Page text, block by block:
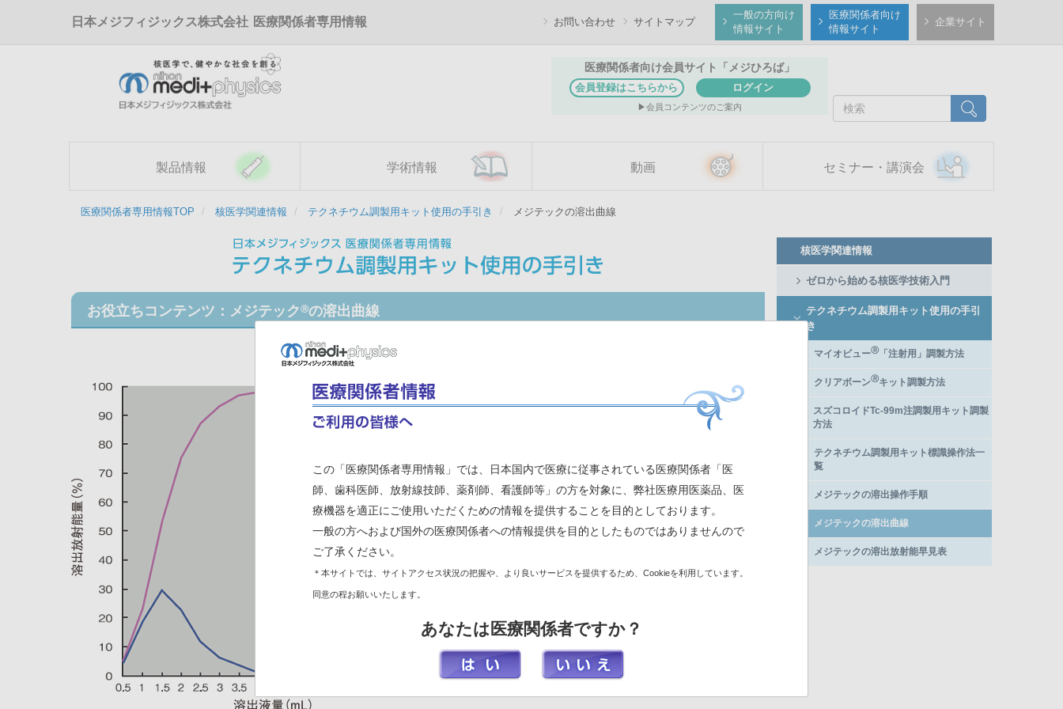
日本メジフィジックス株式会社 医療関係者専用情報 お問い合わせ サイトマップ
一般の方向け
情報サイト
医療関係者向け
情報サイト
企業サイト
医療関係者向け会員サイト 「メジひろば」
会員登録はこちらから ログイン
会員コンテンツのご案内
索
検索
製品情報 学術情報 動画 セミナー・講演会
医療関係者専用情報TOP 核医学関連情報 テクネチウム調製用キット使用の手引き メジテックの溶出曲線
お役立ちコンテンツ：メジテックⓇの溶出曲線
Member
Side
Menu
核医学関連情報
ゼロから始める核医学技術入門
テクネチウム調製用キット使用の手引
き
マイオビューⓇ 「注射用」調製方法
クリアボーンⓇキット調製方法
スズコロイドTc-99m注調製用キット調製
方法
テクネチウム調製用キット標識操作法一
覧
メジテックの溶出操作手順
メジテックの溶出曲線
メジテックの溶出放射能早見表
この「医療関係者専用情報」では、日本国内で医療に従事されている医療関係者「医
師、歯科医師、放射線技師、薬剤師、看護師等」の方を対象に、弊社医療用医薬品、医
療機器を適正にご使用いただくための情報を提供することを目的としております。
一般の方へおよび国外の医療関係者への情報提供を目的としたものではありませんので
ご了承ください。
＊本サイトでは、サイトアクセス状況の把握や、より良いサービスを提供するため、Cookieを利用しています。
同意の程お願いいたします。
あなたは医療関係者ですか？